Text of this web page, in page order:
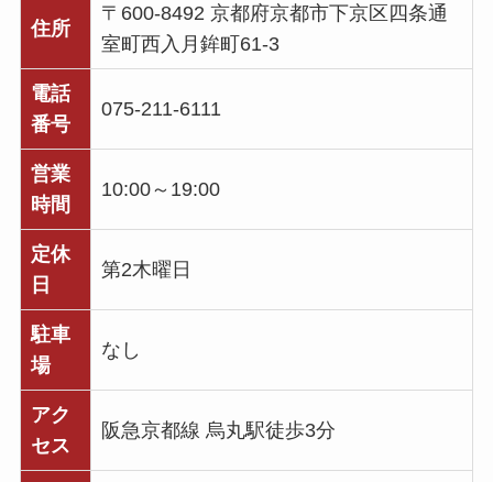
住所
〒600-8492 京都府京都市下京区四条通
室町西入月鉾町61-3
電話
番号
075-211-6111
営業
時間
10:00～19:00
定休
日
第2木曜日
駐車
場
なし
アク
セス
阪急京都線 烏丸駅徒歩3分